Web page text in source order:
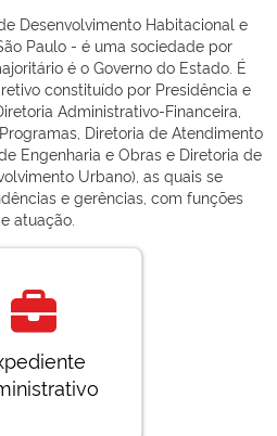
Desenvolvimento Habitacional e
Paulo - é uma sociedade por
é o Governo do Estado. É
constituído por Presidência e
Administrativo-Financeira,
Diretoria de Atendimento
Engenharia e Obras e Diretoria de
Urbano), as quais se
e gerências, com funções
atuação.